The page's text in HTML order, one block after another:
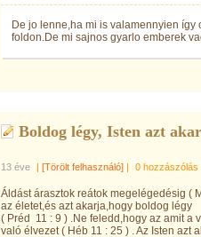
De jo lenne,ha mi is valamennyien
foldon.De mi sajnos gyarlo emberek
Boldog légy, Isten azt
13 éve | [Törölt felhasználó] | 0 hozzászólás
Áldást árasztok reátok megelégedésig (
az életet,és azt akarja,hogy boldog légy
( Préd 11 : 9 ) .Ne feledd,hogy az amit
való élvezet ( Héb 11 : 25 ) . Az Isten azt